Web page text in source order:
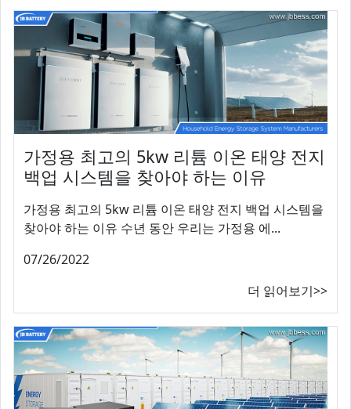
가정용 최고의 5kw 리튬 이온 태양 전지
백업 시스템을 찾아야 하는 이유
가정용 최고의 5kw 리튬 이온 태양 전지 백업 시스템을
찾아야 하는 이유 수년 동안 우리는 가정용 에...
07/26/2022
더 읽어보기>>